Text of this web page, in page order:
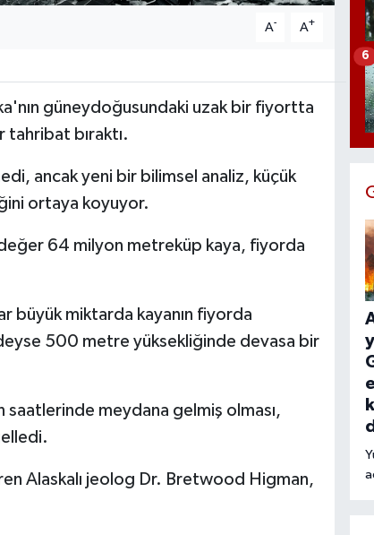
A- A+
güneydoğusundaki uzak bir fiyortta
tahribat bıraktı.
ancak yeni bir bilimsel analiz, küçük
ortaya koyuyor.
64 milyon metreküp kaya, fiyorda
büyük miktarda kayanın fiyorda
500 metre yüksekliğinde devasa bir
saatlerinde meydana gelmiş olması,
Alaskalı jeolog Dr. Bretwood Higman,
6